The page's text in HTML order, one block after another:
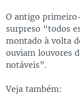
O antigo
surpreso “todos
montado à volta
ouviam louvores
notáveis”.
Veja também: